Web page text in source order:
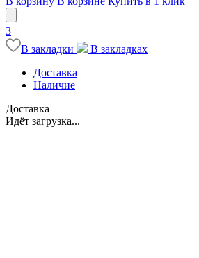
3
В закладки
В закладках
Доставка
Наличие
Доставка
Идёт загрузка...